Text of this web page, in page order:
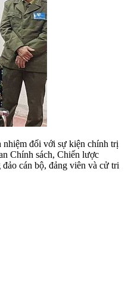
nhiệm đối với sự kiện chính trị
Chính sách, Chiến lược
cán bộ, đảng viên và cử tri